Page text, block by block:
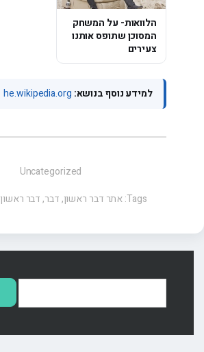
הלוואות- על המשחק
המסוכן שתופס אותנו
צעירים
למידע נוסף בנושא: he.wikipedia.org
Uncategorized
Tags: אתר דבר ראשון,דבר,דבר ראשון
חיפוש: